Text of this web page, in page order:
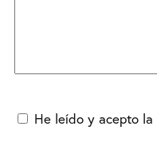
He leído y acepto la